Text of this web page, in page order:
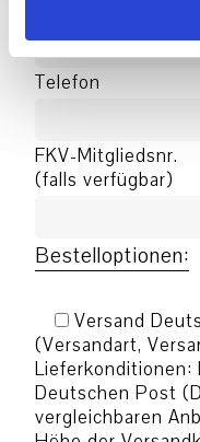
Telefon
FKV-Mitgliedsnr.
(falls verfügbar)
Bestelloptionen:
Versand
(Versandart,
Lieferkonditionen:
Deutschen Post
vergleichbaren